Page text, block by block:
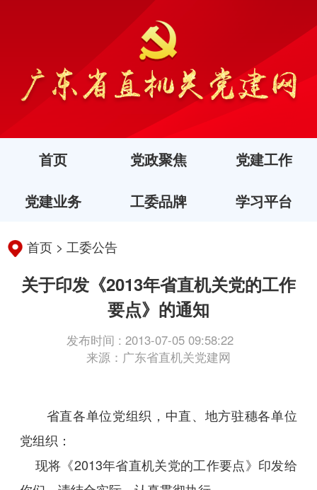
首页 党政聚焦 党建工作
党建业务 工委品牌 学习平台
首页 > 工委公告
关于印发《2013年省直机关党的工作
要点》的通知
发布时间 : 2013-07-05 09:58:22
来源：广东省直机关党建网
省直各单位党组织，中直、地方驻穗各单位
党组织：
现将《2013年省直机关党的工作要点》印发给